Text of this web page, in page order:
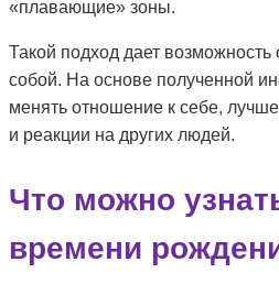
«плавающие» зоны.
Такой подход дает возможность
собой. На основе полученной
менять отношение к себе,
и реакции на других людей.
Что можно
времени